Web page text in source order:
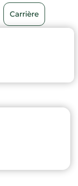
Carrière